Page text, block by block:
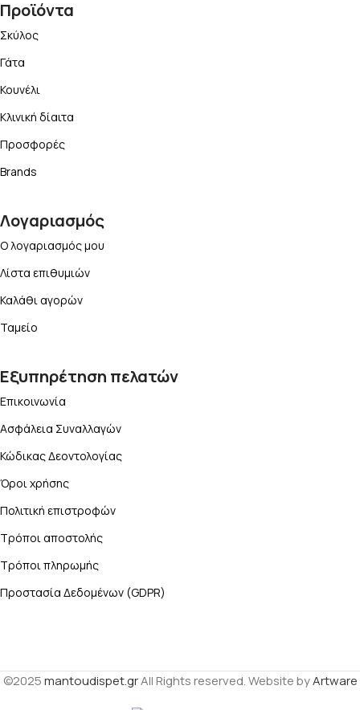
Προϊόντα
Σκύλος
Γάτα
Κουνέλι
Κλινική δίαιτα
Προσφορές
Brands
Λογαριασμός
Ο λογαριασμός μου
Λίστα επιθυμιών
Καλάθι αγορών
Ταμείο
Εξυπηρέτηση πελατών
Επικοινωνία
Ασφάλεια Συναλλαγών
Κώδικας Δεοντολογίας
Όροι χρήσης
Πολιτική επιστροφών
Τρόποι αποστολής
Τρόποι πληρωμής
Προστασία Δεδομένων (GDPR)
©2025mantoudispet.grAll Rights reserved. Website byArtware